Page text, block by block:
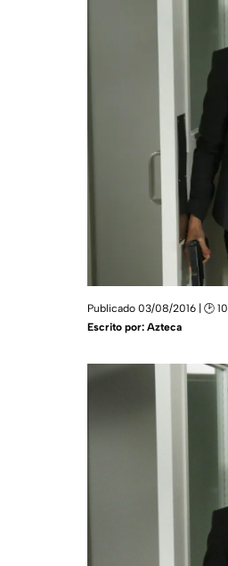
Publicado 03/08/2016 | 🕑
Escrito por: Azteca